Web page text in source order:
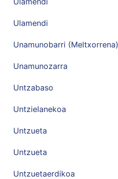
Ulamendi
Unamunobarri (Meltxorrena)
Unamunozarra
Untzabaso
Untzielanekoa
Untzueta
Untzueta
Untzuetaerdikoa